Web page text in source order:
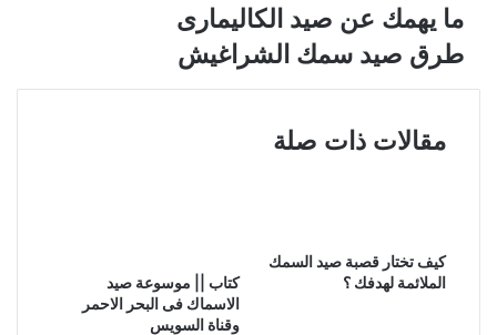
ما يهمك عن صيد الكاليمارى
طرق صيد سمك الشراغيش
مقالات ذات صلة
كتاب || موسوعة صيد
الاسماك فى البحر الاحمر
وقناة السويس
كيف تختار قصبة صيد السمك
الملائمة لهدفك ؟